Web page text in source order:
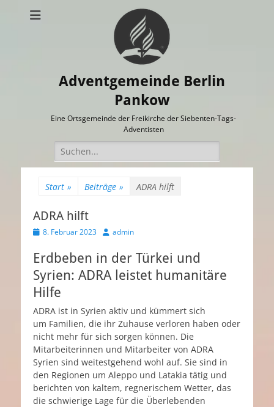
Adventgemeinde Berlin
Pankow
Eine Ortsgemeinde der Freikirche der Siebenten-Tags-
Adventisten
Suchen
nach:
Start » Beiträge » ADRA hilft
ADRA hilft
Veröffentlicht
8. Februar 2023 Autoradmin
Erdbeben in der Türkei und
Syrien: ADRA leistet humanitäre
Hilfe
ADRA ist in Syrien aktiv und kümmert sich
um Familien, die ihr Zuhause verloren haben oder
nicht mehr für sich sorgen können. Die
Mitarbeiterinnen und Mitarbeiter von ADRA
Syrien sind weitestgehend wohl auf. Sie sind in
den Regionen um Aleppo und Latakia tätig und
berichten von kaltem, regnerischem Wetter, das
die schwierige Lage für die Überlebenden